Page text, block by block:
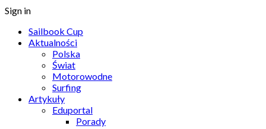
Sign in
Sailbook Cup
Aktualności
Polska
Świat
Motorowodne
Surfing
Artykuły
Eduportal
Porady